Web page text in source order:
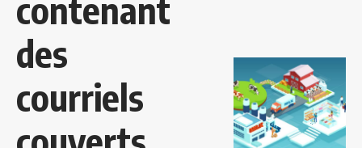
contenant
des
courriels